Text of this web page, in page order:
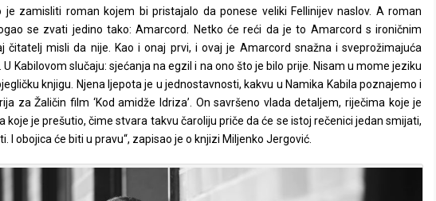
je zamisliti roman kojem bi pristajalo da ponese veliki Fellinijev naslov. A roman
se zvati jedino tako: Amarcord. Netko će reći da je to Amarcord s ironičnim
čitatelj misli da nije. Kao i onaj prvi, i ovaj je Amarcord snažna i sveprožimajuća
U Kabilovom slučaju: sjećanja na egzil i na ono što je bilo prije. Nisam u mome jeziku
knjigu. Njena ljepota je u jednostavnosti, kakvu u Namika Kabila poznajemo i
za Žaličin film ‘Kod amidže Idriza’. On savršeno vlada detaljem, riječima koje je
koje je prešutio, čime stvara takvu čaroliju priče da će se istoj rečenici jedan smijati,
I obojica će biti u pravu“, zapisao je o knjizi Miljenko Jergović.